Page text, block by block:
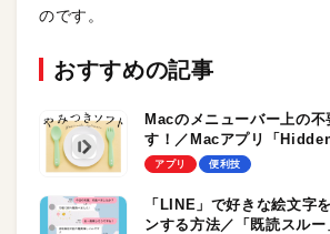
のです。
おすすめの記事
Macのメニューバー上の
す！／Macアプリ「
アプリ 便利技
「LINE」で好きな絵文字
ンする方法／「既読スル